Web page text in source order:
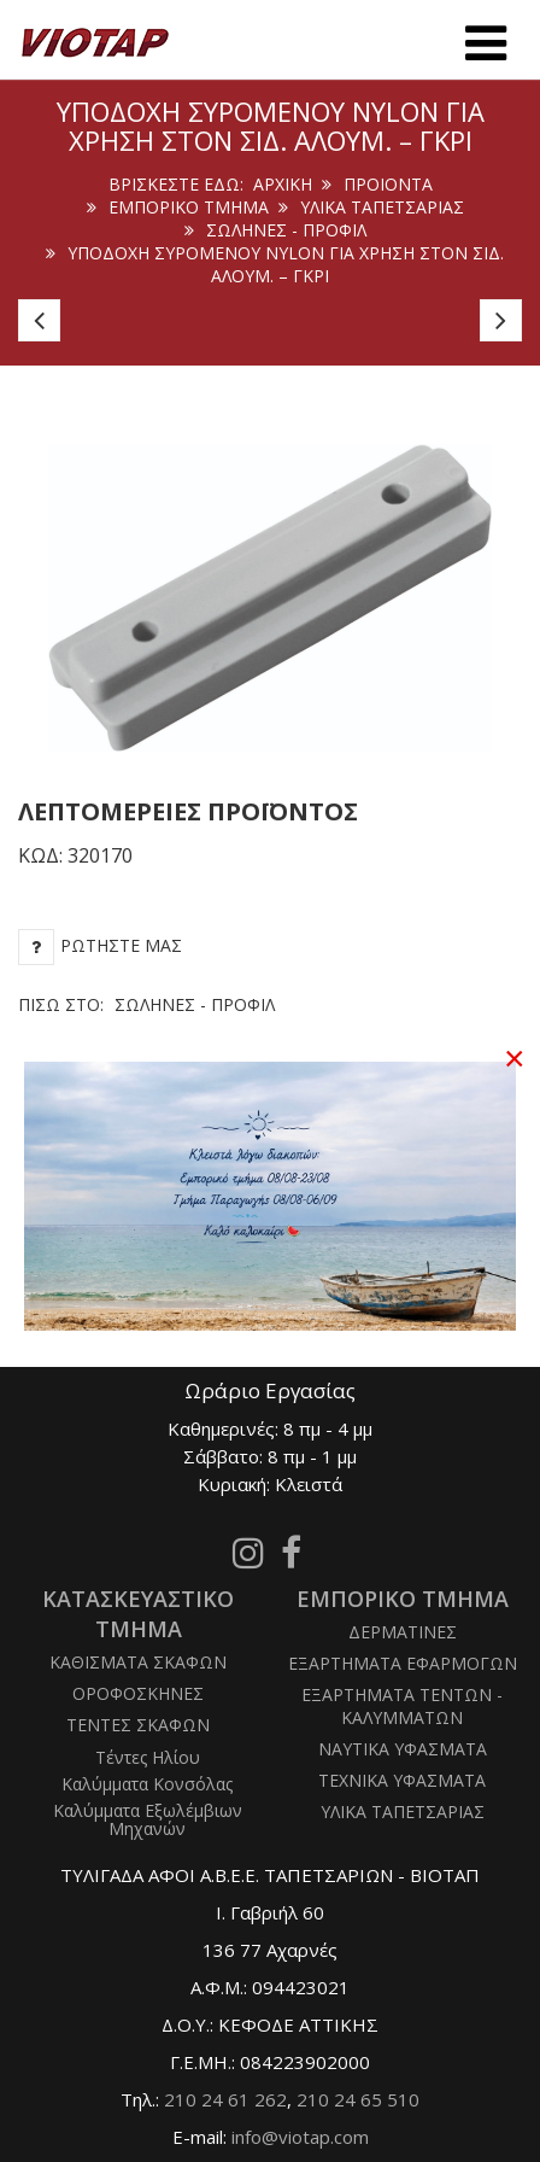
Toggle
ΥΠΟΔΟΧΉ ΣΥΡΌΜΕΝΟΥ NYLON ΓΙΑ
ΧΡΉΣΗ ΣΤΟΝ ΣΙΔ. ΑΛΟΥΜ. – ΓΚΡΙ
ΒΡΊΣΚΕΣΤΕ ΕΔΏ: ΑΡΧΙΚΉ
ΠΡΟΙΟΝΤΑ
ΕΜΠΟΡΙΚΟ ΤΜΗΜΑ
ΥΛΙΚΑ ΤΑΠΕΤΣΑΡΙΑΣ
ΣΩΛΉΝΕΣ - ΠΡΟΦΊΛ
ΥΠΟΔΟΧΉ ΣΥΡΌΜΕΝΟΥ NYLON ΓΙΑ ΧΡΉΣΗ ΣΤΟΝ ΣΙΔ.
ΑΛΟΥΜ. – ΓΚΡΙ
Προφίλ
Σωληνωτό
Aluminium
ΛΕΠΤΟΜΈΡΕΙΕΣ ΠΡΟΪΌΝΤΟΣ
ΚΩΔ: 320170
ΡΩΤΉΣΤΕ ΜΑΣ
ΠΊΣΩ ΣΤΟ: ΣΩΛΉΝΕΣ - ΠΡΟΦΊΛ
Υλικό Πλαστικό
Ωράριο Εργασίας
Καθημερινές: 8 πμ - 4 μμ
Σάββατο: 8 πμ - 1 μμ
Κυριακή: Κλειστά
Follow
on
Facebook
ΚΑΤΑΣΚΕΥΑΣΤΙΚΟ
ΤΜΗΜΑ
ΚΑΘΙΣΜΑΤΑ ΣΚΑΦΩΝ
ΟΡΟΦΟΣΚΗΝΕΣ
ΤΕΝΤΕΣ ΣΚΑΦΩΝ
Τέντες Ηλίου
Καλύμματα Κονσόλας
Καλύμματα Εξωλέμβιων
Μηχανών
ΕΜΠΟΡΙΚΟ ΤΜΗΜΑ
ΔΕΡΜΑΤΙΝΕΣ
ΕΞΑΡΤΗΜΑΤΑ ΕΦΑΡΜΟΓΩΝ
ΕΞΑΡΤΗΜΑΤΑ ΤΕΝΤΩΝ -
ΚΑΛΥΜΜΑΤΩΝ
ΝΑΥΤΙΚΑ ΥΦΑΣΜΑΤΑ
ΤΕΧΝΙΚΑ ΥΦΑΣΜΑΤΑ
ΥΛΙΚΑ ΤΑΠΕΤΣΑΡΙΑΣ
ΤΥΛΙΓΑΔΑ ΑΦΟΙ Α.Β.Ε.Ε. ΤΑΠΕΤΣΑΡΙΩΝ - ΒΙΟΤΑΠ
Ι. Γαβριήλ 60
136 77 Αχαρνές
Α.Φ.Μ.: 094423021
Δ.Ο.Υ.: ΚΕΦΟΔΕ ΑΤΤΙΚΗΣ
Γ.Ε.ΜΗ.: 084223902000
Τηλ.: 210 24 61 262, 210 24 65 510
E-mail: info@viotap.com
×